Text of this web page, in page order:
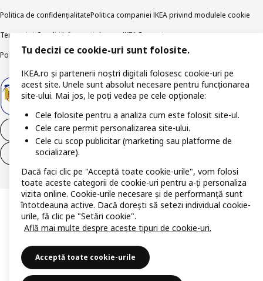
Politica de confidențialitatePolitica companiei IKEA privind modulele cookie
Termeni și CondițiiInformații despre IKEA Romania
Politica de publicare responsabilăAccesibilitatea digitală
Retrage-te din contract
Retrage-te din contract (servicii)
Tu decizi ce cookie-uri sunt folosite.
IKEA.ro și partenerii noștri digitali folosesc cookie-uri pe
acest site. Unele sunt absolut necesare pentru funcționarea
site-ului. Mai jos, le poți vedea pe cele opționale:
Cele folosite pentru a analiza cum este folosit site-ul.
Cele care permit personalizarea site-ului.
Cele cu scop publicitar (marketing sau platforme de
socializare).
Dacă faci clic pe "Acceptă toate cookie-urile", vom folosi
toate aceste categorii de cookie-uri pentru a-ți personaliza
vizita online. Cookie-urile necesare și de performanță sunt
întotdeauna active. Dacă dorești să setezi individual cookie-
urile, fă clic pe "Setări cookie".
Află mai multe despre aceste tipuri de cookie-uri.
Acceptă toate cookie-urile